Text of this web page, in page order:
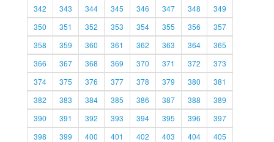
342
343 344 345 346 347 348
349
350
351 352 353 354 355 356
357
358
359 360 361 362 363 364
365
366
367 368 369 370 371 372
373
374
375 376 377 378 379 380
381
382
383 384 385 386 387 388
389
390
391 392 393 394 395 396
397
398
399 400 401 402 403 404
405